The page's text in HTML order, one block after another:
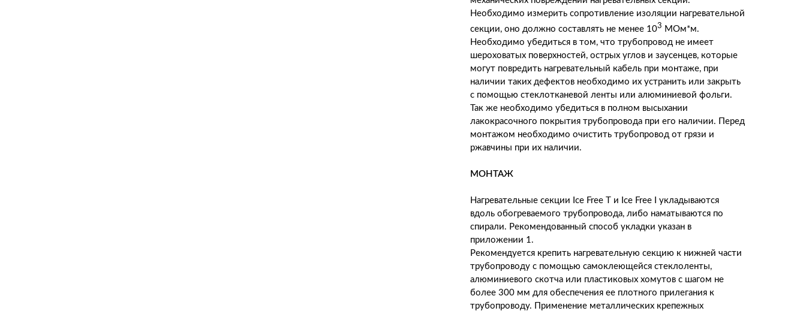
Необходимо измерить сопротивление изоляции нагревательной
секции, оно должно составлять не менее 103 МОм*м.
Необходимо убедиться в том, что трубопровод не имеет
шероховатых поверхностей, острых углов и заусенцев, которые
могут повредить нагревательный кабель при монтаже, при
наличии таких дефектов необходимо их устранить или закрыть
с помощью стеклотканевой ленты или алюминиевой фольги.
Так же необходимо убедиться в полном высыхании
лакокрасочного покрытия трубопровода при его наличии. Перед
монтажом необходимо очистить трубопровод от грязи и
ржавчины при их наличии.
МОНТАЖ
Нагревательные секции Ice Free и Ice Free
укладываются
вдоль обогреваемого трубопровода, либо наматываются по
спирали. Рекомендованный способ укладки указан в
приложении 1.
Рекомендуется крепить нагревательную секцию к нижней части
трубопроводу с помощью самоклеющейся стеклоленты,
алюминиевого скотча или пластиковых хомутов с шагом не
более 300 мм для обеспечения ее плотного прилегания к
трубопроводу. Применение металлических крепежных